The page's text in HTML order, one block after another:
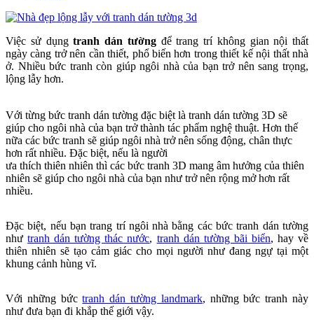
Việc sử dụngtranh dán tườngđể trang trí không gian nội thất
ngày càng trở nên cần thiết, phổ biến hơn trong thiết kế nội thất nhà
ở. Nhiều bức tranh còn giúp ngôi nhà của bạn trở nên sang trọng,
lộng lẫy hơn.
Với từng bức tranh dán tường đặc biệt là tranh dán tường 3D sẽ
giúp cho ngôi nhà của bạn trở thành tác phẩm nghệ thuật. Hơn thế
nữa các bức tranh sẽ giúp ngôi nhà trở nên sống động, chân thực
hơn rất nhiều. Đặc biệt, nếu là người
ưa thích thiên nhiên thì các bức tranh 3D mang âm hưởng của thiên
nhiên sẽ giúp cho ngôi nhà của bạn như trở nên rộng mở hơn rất
nhiều.
Đặc biệt, nếu bạn trang trí ngôi nhà bằng các bức tranh dán tường
nhưtranh dán tường thác nước, tranh dán tường bãi biển, hay về
thiên nhiên sẽ tạo cảm giác cho mọi người như đang ngự tại một
khung cảnh hùng vĩ.
Với những bứctranh dán tường landmark, những bức tranh này
như đưa bạn đi khắp thế giới vậy.